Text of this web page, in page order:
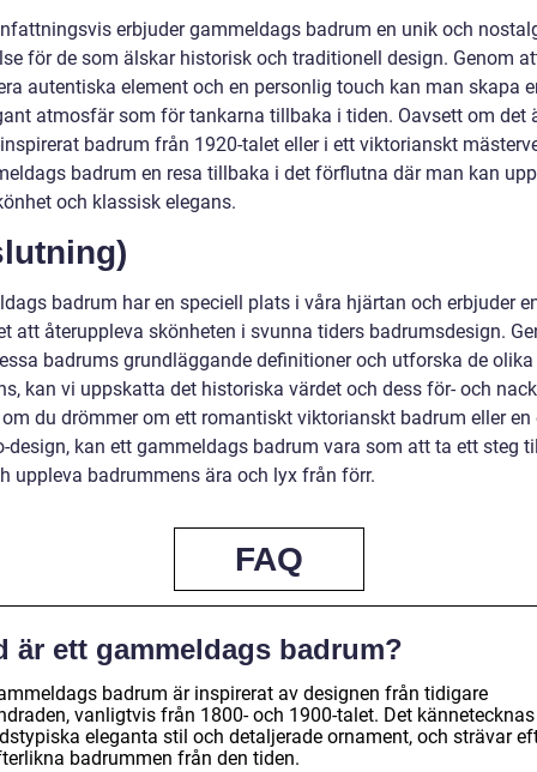
erbjuder gammeldags badrum en unik och
för de som älskar historisk och traditionell design. Genom
autentiska element och en personlig touch kan man skapa
atmosfär som för tankarna tillbaka i tiden. Oavsett om det
badrum från 1920-talet eller i ett viktorianskt
badrum en resa tillbaka i det förflutna där man kan
och klassisk elegans.
badrum har en speciell plats i våra hjärtan och erbjuder
att återuppleva skönheten i svunna tiders badrumsdesign.
badrums grundläggande definitioner och utforska de olika
kan vi uppskatta det historiska värdet och dess för- och
du drömmer om ett romantiskt viktorianskt badrum eller en
design, kan ett gammeldags badrum vara som att ta ett steg
uppleva badrummens ära och lyx från förr.
FAQ
är ett gammeldags badrum?
badrum är inspirerat av designen från tidigare
vanligtvis från 1800- och 1900-talet. Det
eleganta stil och detaljerade ornament, och strävar
badrummen från den tiden.